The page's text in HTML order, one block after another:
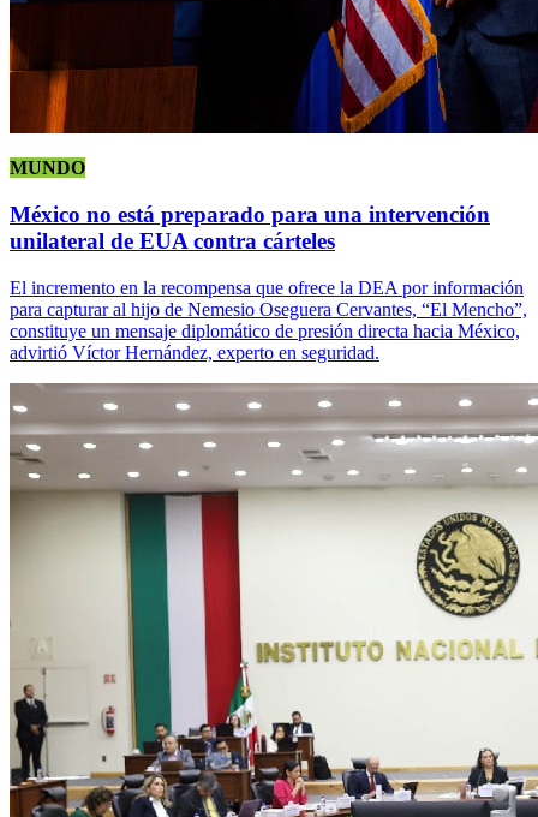
MUNDO
México no está preparado para una intervención
unilateral de EUA contra cárteles
El incremento en la recompensa que ofrece la DEA por información
para capturar al hijo de Nemesio Oseguera Cervantes, “El Mencho”,
constituye un mensaje diplomático de presión directa hacia México,
advirtió Víctor Hernández, experto en seguridad.